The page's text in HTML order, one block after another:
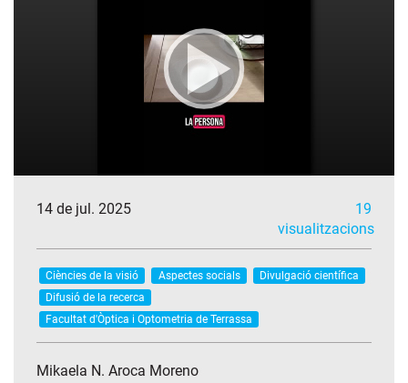
14 de jul. 2025
19
visualitzacions
Ciències de la visió Aspectes socials
Divulgació científica
Difusió de la recerca
Facultat d'Òptica i Optometria de Terrassa
Mikaela N. Aroca Moreno